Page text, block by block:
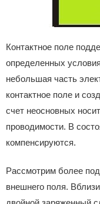
Контактное поле
определенных
небольшая часть
контактное поле и
счет неосновных
проводимости. В
компенсируются.
Рассмотрим более
внешнего поля.